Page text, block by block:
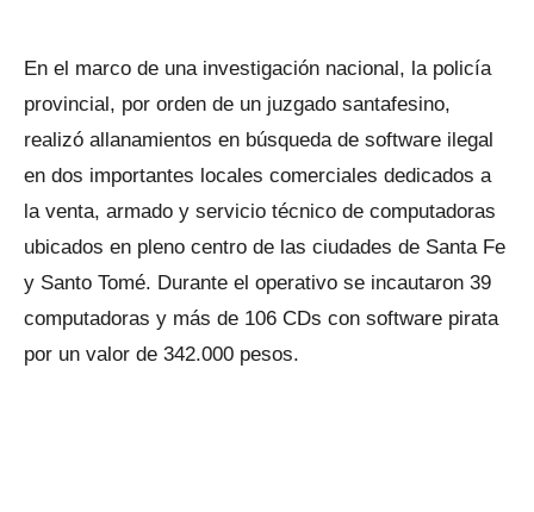
En el marco de una investigación nacional, la policía
provincial, por orden de un juzgado santafesino,
realizó allanamientos en búsqueda de software ilegal
en dos importantes locales comerciales dedicados a
la venta, armado y servicio técnico de computadoras
ubicados en pleno centro de las ciudades de Santa Fe
y Santo Tomé. Durante el operativo se incautaron 39
computadoras y más de 106 CDs con software pirata
por un valor de 342.000 pesos.